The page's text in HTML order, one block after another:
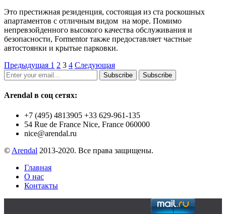
Это престижная резиденция, состоящая из ста роскошных
апартаментов с отличным видом на море. Помимо
непревзойденного высокого качества обслуживания и
безопасности, Formentor также предоставляет частные
автостоянки и крытые парковки.
Предыдущая 1 2 3 4 Следующая
Subscribe Subscribe
Arendal в соц сетях:
+7 (495) 4813905 +33 629-961-135
54 Rue de France Nice, France 060000
nice@arendal.ru
© Arendal 2013-2020. Все права защищены.
Главная
О нас
Контакты